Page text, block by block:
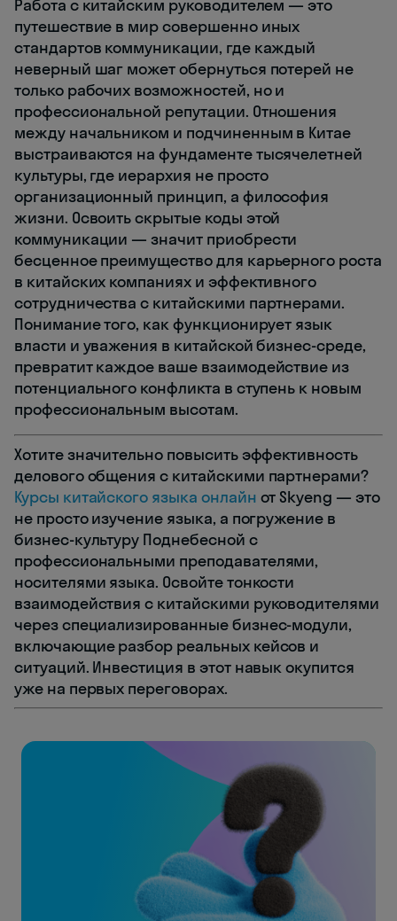
Работа с китайским руководителем — это
путешествие в мир совершенно иных
стандартов коммуникации, где каждый
неверный шаг может обернуться потерей не
только рабочих возможностей, но и
профессиональной репутации. Отношения
между начальником и подчиненным в Китае
выстраиваются на фундаменте тысячелетней
культуры, где иерархия не просто
организационный принцип, а философия
жизни. Освоить скрытые коды этой
коммуникации — значит приобрести
бесценное преимущество для карьерного роста
в китайских компаниях и эффективного
сотрудничества с китайскими партнерами.
Понимание того, как функционирует язык
власти и уважения в китайской бизнес-среде,
превратит каждое ваше взаимодействие из
потенциального конфликта в ступень к новым
профессиональным высотам.
Хотите значительно повысить эффективность
делового общения с китайскими партнерами?
Курсы китайского языка онлайн от Skyeng — это
не просто изучение языка, а погружение в
бизнес-культуру Поднебесной с
профессиональными преподавателями,
носителями языка. Освойте тонкости
взаимодействия с китайскими руководителями
через специализированные бизнес-модули,
включающие разбор реальных кейсов и
ситуаций. Инвестиция в этот навык окупится
уже на первых переговорах.